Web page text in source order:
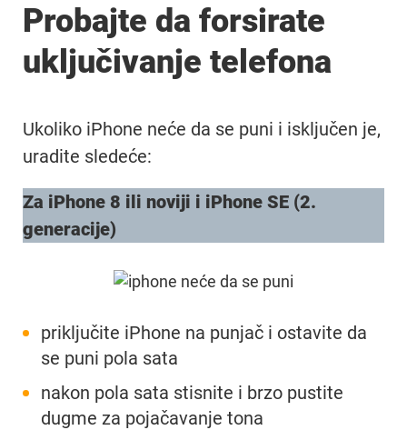
Probajte da forsirate
uključivanje telefona
Ukoliko iPhone neće da se puni i isključen je,
uradite sledeće:
Za iPhone 8 ili noviji i iPhone SE (2.
generacije)
priključite iPhone na punjač i ostavite da
se puni pola sata
nakon pola sata stisnite i brzo pustite
dugme za pojačavanje tona